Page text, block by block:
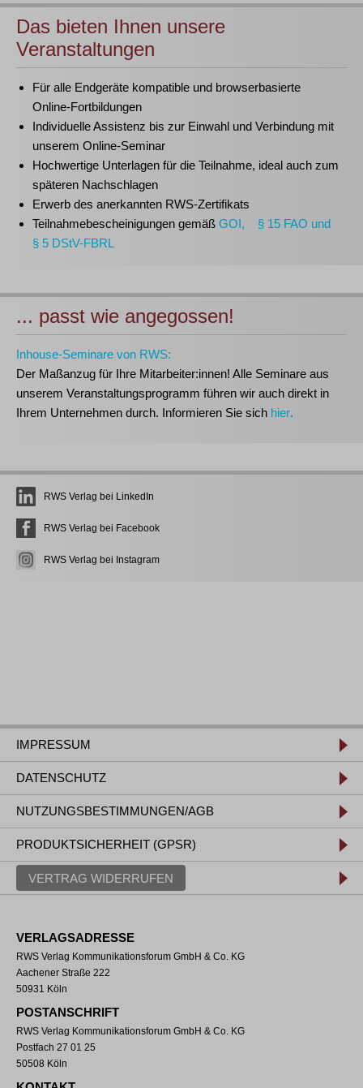
Das bieten Ihnen unsere
Veranstaltungen
Für alle Endgeräte kompatible und browserbasierte
Online-Fortbildungen
Individuelle Assistenz bis zur Einwahl und Verbindung mit
unserem Online-Seminar
Hochwertige Unterlagen für die Teilnahme, ideal auch zum
späteren Nachschlagen
Erwerb des anerkannten RWS-Zertifikats
Teilnahmebescheinigungen gemäß GOI, § 15 FAO und
§ 5 DStV-FBRL
... passt wie angegossen!
Inhouse-Seminare von RWS:
Der Maßanzug für Ihre Mitarbeiter:innen! Alle Seminare aus
unserem Veranstaltungsprogramm führen wir auch direkt in
Ihrem Unternehmen durch. Informieren Sie sich hier.
RWS Verlag bei LinkedIn
RWS Verlag bei Facebook
RWS Verlag bei Instagram
IMPRESSUM
DATENSCHUTZ
NUTZUNGSBESTIMMUNGEN/AGB
PRODUKTSICHERHEIT (GPSR)
VERTRAG WIDERRUFEN
VERLAGSADRESSE
RWS Verlag Kommunikationsforum GmbH & Co. KG
Aachener Straße 222
50931 Köln
POSTANSCHRIFT
RWS Verlag Kommunikationsforum GmbH & Co. KG
Postfach 27 01 25
50508 Köln